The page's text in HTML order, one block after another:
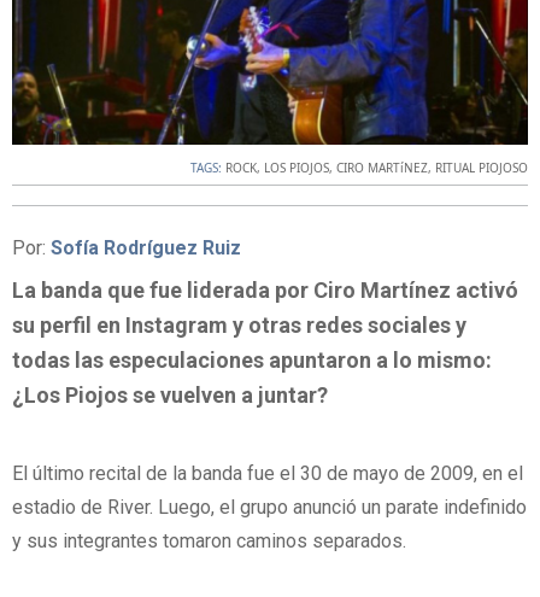
TAGS: ROCK, LOS PIOJOS, CIRO MARTíNEZ, RITUAL PIOJOSO
Por: Sofía Rodríguez Ruiz
La banda que fue liderada por Ciro Martínez activó
su perfil en Instagram y otras redes sociales y
todas las especulaciones apuntaron a lo mismo:
¿Los Piojos se vuelven a juntar?
El último recital de la banda fue el 30 de mayo de 2009, en el
estadio de River. Luego, el grupo anunció un parate indefinido
y sus integrantes tomaron caminos separados.